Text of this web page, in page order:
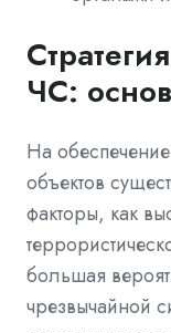
ЧС:
На
объектов
факторы, как
большая
чрезвычайной